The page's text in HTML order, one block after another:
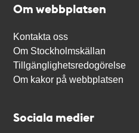
Om webbplatsen
Kontakta oss
Om Stockholmskällan
Tillgänglighetsredogörelse
Om kakor på webbplatsen
Sociala medier